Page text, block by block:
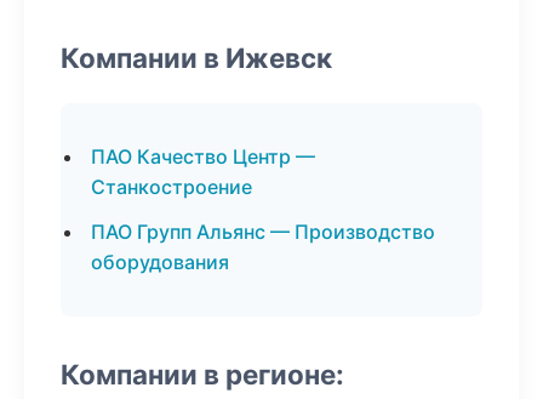
Компании в Ижевск
ПАО Качество Центр —
Станкостроение
ПАО Групп Альянс — Производство
оборудования
Компании в регионе: